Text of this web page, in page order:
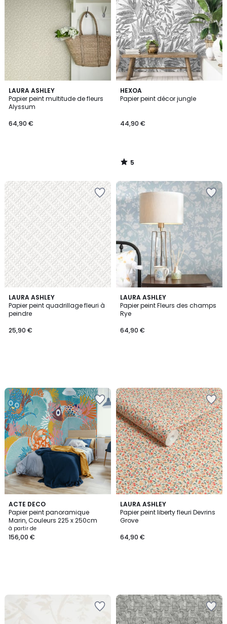
LAURA ASHLEY
Papier peint multitude de fleurs
Alyssum
64,90 €
HEXOA
Papier peint décor jungle
44,90 €
5
/
5
/
LAURA ASHLEY
Papier peint quadrillage fleuri à
peindre
25,90 €
LAURA ASHLEY
Papier peint Fleurs des champs
Rye
64,90 €
ACTE DECO
Papier peint panoramique
Marin, Couleurs 225 x 250cm
à partir de
156,00 €
LAURA ASHLEY
Papier peint liberty fleuri Devrins
Grove
64,90 €